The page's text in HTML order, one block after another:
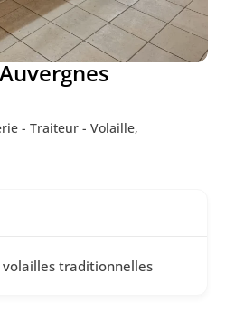
- Traiteur - Volaille,
volailles traditionnelles